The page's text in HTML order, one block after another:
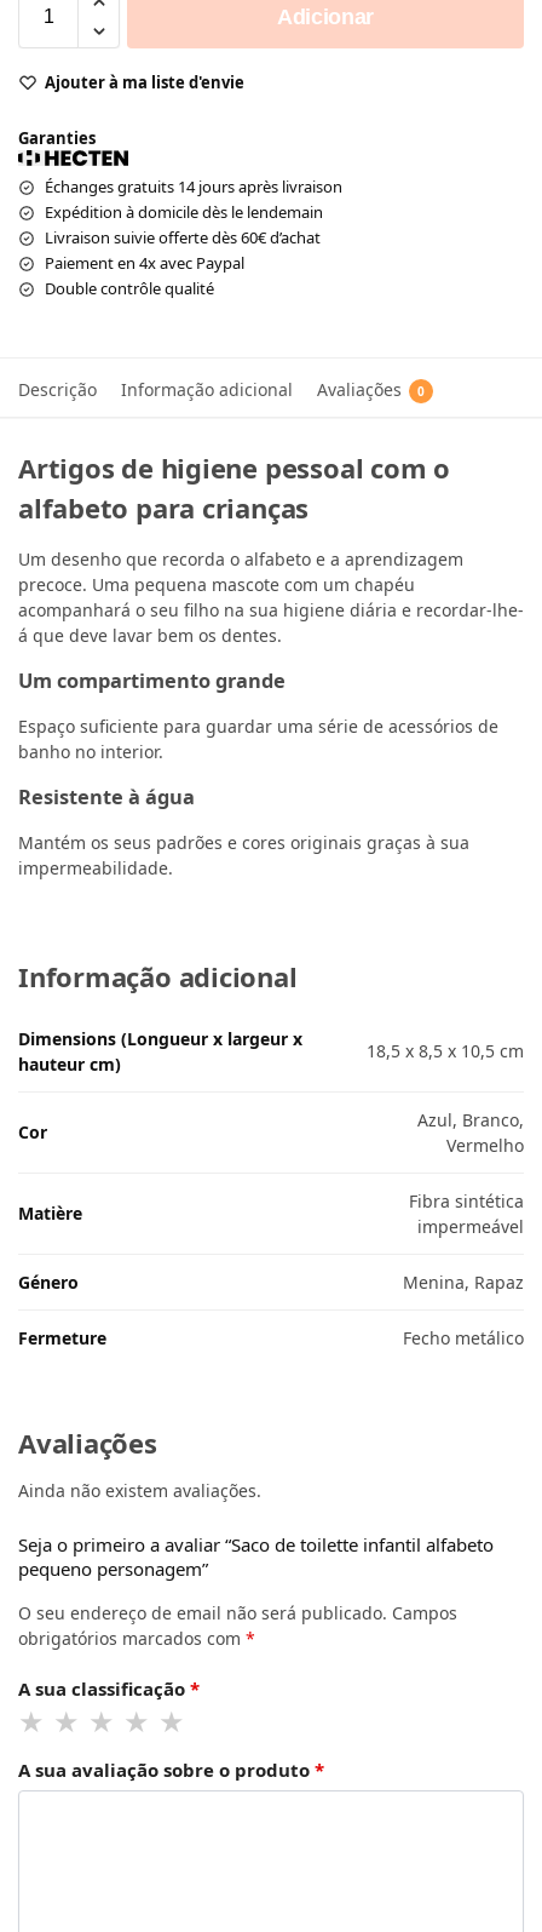
Adicionar
Ajouter à ma liste d'envie
Garanties
Échanges gratuits 14 jours après livraison
Expédition à domicile dès le lendemain
Livraison suivie offerte dès 60€ d’achat
Paiement en 4x avec Paypal
Double contrôle qualité
Descrição Informação adicional Avaliações 0
Artigos de higiene pessoal com o
alfabeto para crianças
Um desenho que recorda o alfabeto e a aprendizagem
precoce. Uma pequena mascote com um chapéu
acompanhará o seu filho na sua higiene diária e recordar-lhe-
á que deve lavar bem os dentes.
Um compartimento grande
Espaço suficiente para guardar uma série de acessórios de
banho no interior.
Resistente à água
Mantém os seus padrões e cores originais graças à sua
impermeabilidade.
Informação adicional
Dimensions (Longueur x largeur x
hauteur cm)
18,5 x 8,5 x 10,5 cm
Cor
Azul, Branco,
Vermelho
Matière
Fibra sintética
impermeável
Género Menina, Rapaz
Fermeture Fecho metálico
Avaliações
Ainda não existem avaliações.
Seja o primeiro a avaliar “Saco de toilette infantil alfabeto
pequeno personagem”
O seu endereço de email não será publicado. Campos
obrigatórios marcados com *
A sua classificação *
A sua avaliação sobre o produto *